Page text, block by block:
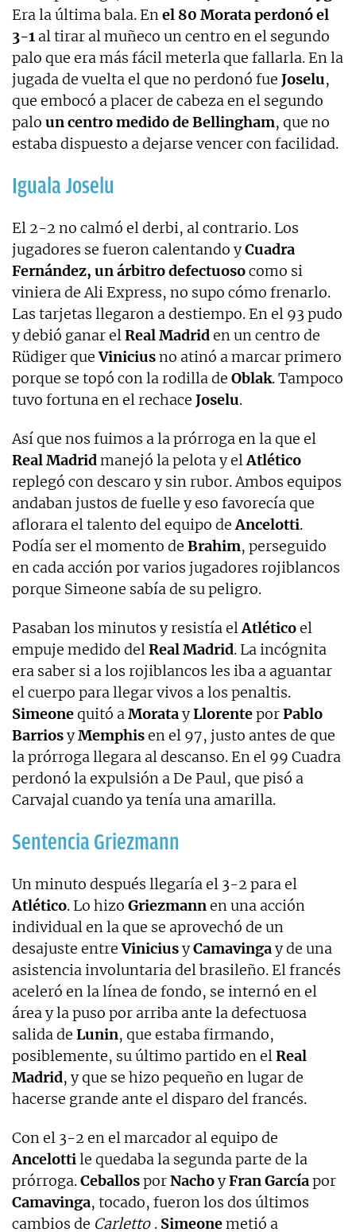
Era la última bala. Enel 80 Morata perdonó el
3-1 al tirar al muñeco un centro en el segundo
palo que era más fácil meterla que fallarla. En la
jugada de vuelta el que no perdonó fue Joselu,
que embocó a placer de cabeza en el segundo
palo un centro medido de Bellingham, que no
estaba dispuesto a dejarse vencer con facilidad.
Iguala Joselu
El 2-2 no calmó el derbi, al contrario. Los
jugadores se fueron calentando yCuadra
Fernández, un árbitro defectuosocomo si
viniera de Ali Express, no supo cómo frenarlo.
Las tarjetas llegaron a destiempo. En el 93 pudo
y debió ganar elReal Madriden un centro de
Rüdiger queViniciusno atinó a marcar primero
porque se topó con la rodilla de Oblak. Tampoco
tuvo fortuna en el rechace Joselu.
Así que nos fuimos a la prórroga en la que el
Real Madridmanejó la pelota y elAtlético
replegó con descaro y sin rubor. Ambos equipos
andaban justos de fuelle y eso favorecía que
aflorara el talento del equipo deAncelotti.
Podía ser el momento de Brahim, perseguido
en cada acción por varios jugadores rojiblancos
porque Simeone sabía de su peligro.
Pasaban los minutos y resistía elAtléticoel
empuje medido delReal Madrid. La incógnita
era saber si a los rojiblancos les iba a aguantar
el cuerpo para llegar vivos a los penaltis.
Simeonequitó aMoratayLlorenteporPablo
BarriosyMemphisen el 97, justo antes de que
la prórroga llegara al descanso. En el 99 Cuadra
perdonó la expulsión a De Paul, que pisó a
Carvajal cuando ya tenía una amarilla.
Sentencia Griezmann
Un minuto después llegaría el 3-2 para el
Atlético. Lo hizo Griezmannen una acción
individual en la que se aprovechó de un
desajuste entreViniciusyCamavingay de una
asistencia involuntaria del brasileño. El francés
aceleró en la línea de fondo, se internó en el
área y la puso por arriba ante la defectuosa
salida de Lunin, que estaba firmando,
posiblemente, su último partido en elReal
Madrid, y que se hizo pequeño en lugar de
hacerse grande ante el disparo del francés.
Con el 3-2 en el marcador al equipo de
Ancelottile quedaba la segunda parte de la
prórroga.CeballosporNachoyFran Garcíapor
Camavinga, tocado, fueron los dos últimos
cambios de Carletto . Simeonemetió a